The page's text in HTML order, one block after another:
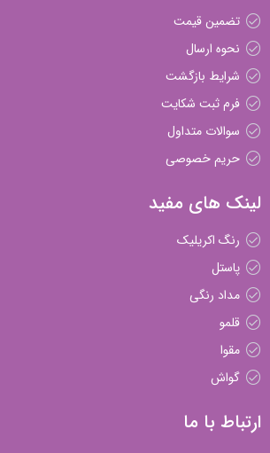
تضمین قیمت
نحوه ارسال
شرایط بازگشت
فرم ثبت شکایت
سوالات متداول
حریم خصوصی
لینک های مفید
رنگ اکریلیک
پاستل
مداد رنگی
قلمو
مقوا
گواش
ارتباط با ما